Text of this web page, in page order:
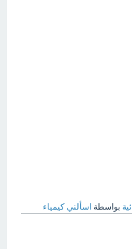
بواسطة اسألني كيمياء